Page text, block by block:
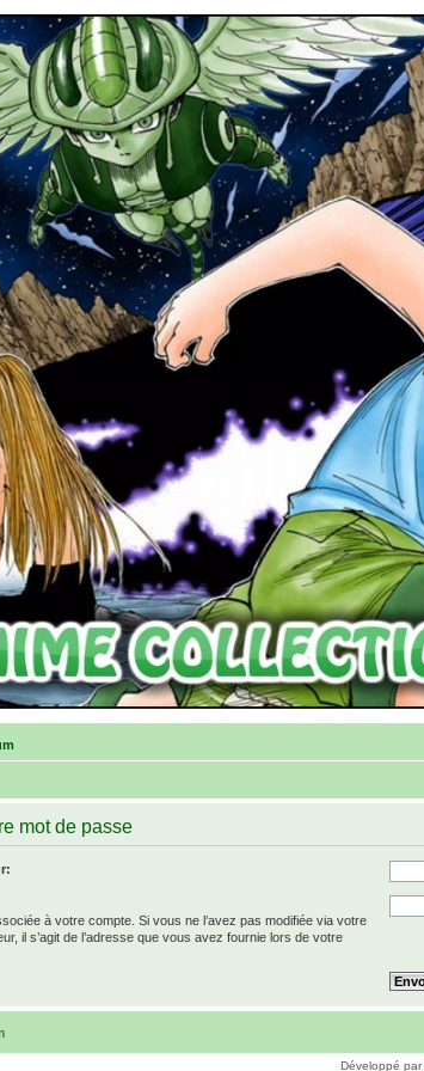
mot de passe
à votre compte. Si vous ne l’avez pas modifiée via votre
il s’agit de l’adresse que vous avez fournie lors de votre
Développé par